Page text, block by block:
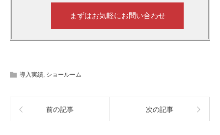
まずはお気軽にお問い合わせ
導入実績 ショールーム
前の記事 次の記事